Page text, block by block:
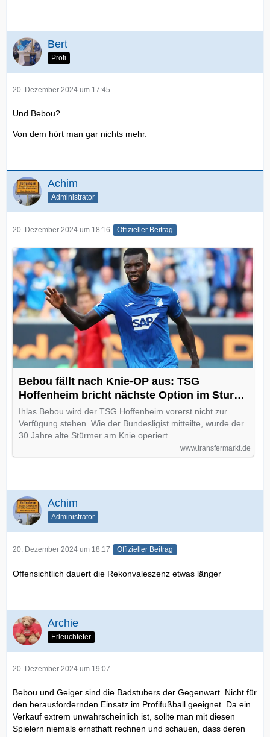
Bert
Profi
20. Dezember 2024 um 17:45
Und Bebou?
Von dem hört man gar nichts mehr.
Achim
Administrator
20. Dezember 2024 um 18:16 Offizieller Beitrag
Bebou fällt nach Knie-OP aus: TSG
Hoffenheim bricht nächste Option im Sturm
weg
Ihlas Bebou wird der TSG Hoffenheim vorerst nicht zur
Verfügung stehen. Wie der Bundesligist mitteilte, wurde der
30 Jahre alte Stürmer am Knie operiert.
www.transfermarkt.de
Achim
Administrator
20. Dezember 2024 um 18:17 Offizieller Beitrag
Offensichtlich dauert die Rekonvaleszenz etwas länger
Archie
Erleuchteter
20. Dezember 2024 um 19:07
Bebou und Geiger sind die Badstubers der Gegenwart. Nicht für
den herausfordernden Einsatz im Profifußball geeignet. Da ein
Verkauf extrem unwahrscheinlich ist, sollte man mit diesen
Spielern niemals ernsthaft rechnen und schauen, dass deren